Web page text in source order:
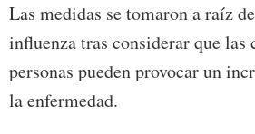
Las medidas se tomaron a raíz
influenza tras considerar que las
personas pueden provocar un
la enfermedad.